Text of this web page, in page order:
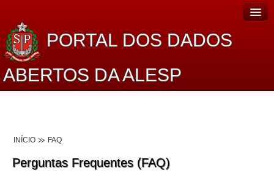
PORTAL DOS DADOS
ABERTOS DA ALESP
Lei de Acesso à Informação
INÍCIO FAQ
Perguntas Frequentes (FAQ)